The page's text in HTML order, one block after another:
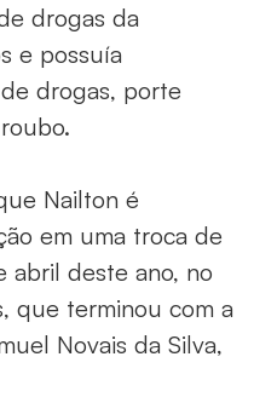
drogas da
e possuía
drogas, porte
Nailton é
em uma troca de
abril deste ano, no
que terminou com a
Novais da Silva,